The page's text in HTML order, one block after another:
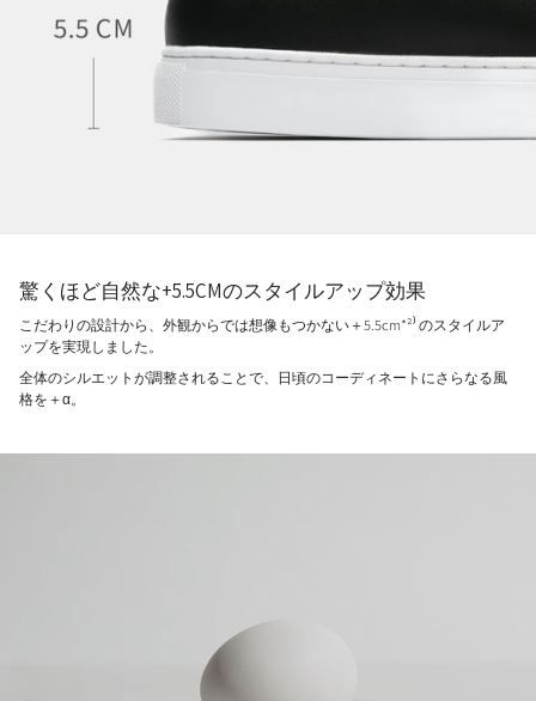
驚くほど自然な+5.5CMのスタイルアップ効果
こだわりの設計から、外観からでは想像もつかない＋5.5cm*²⁾ のスタイルア
ップを実現しました。
全体のシルエットが調整されることで、日頃のコーディネートにさらなる風
格を＋α。